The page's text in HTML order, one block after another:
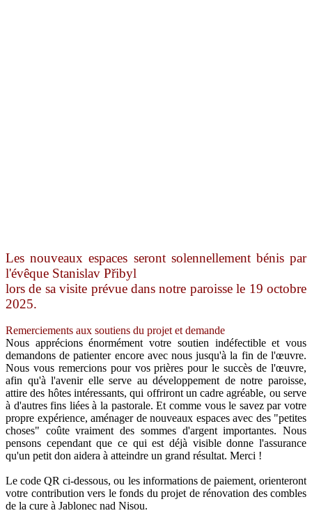
Les nouveaux espaces seront solennellement bénis par
l'évêque Stanislav Přibyl
lors de sa visite prévue dans notre paroisse le 19 octobre
2025.
Remerciements aux soutiens du projet et demande
Nous apprécions énormément votre soutien indéfectible et vous
demandons de patienter encore avec nous jusqu'à la fin de l'œuvre.
Nous vous remercions pour vos prières pour le succès de l'œuvre,
afin qu'à l'avenir elle serve au développement de notre paroisse,
attire des hôtes intéressants, qui offriront un cadre agréable, ou serve
à d'autres fins liées à la pastorale. Et comme vous le savez par votre
propre expérience, aménager de nouveaux espaces avec des "petites
choses" coûte vraiment des sommes d'argent importantes. Nous
pensons cependant que ce qui est déjà visible donne l'assurance
qu'un petit don aidera à atteindre un grand résultat. Merci !
Le code QR ci-dessous, ou les informations de paiement, orienteront
votre contribution vers le fonds du projet de rénovation des combles
de la cure à Jablonec nad Nisou.